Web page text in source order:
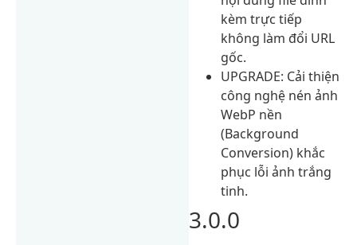
kèm trực tiếp
không làm đổi URL
gốc.
UPGRADE: Cải thiện
công nghệ nén ảnh
WebP nền
(Background
Conversion) khắc
phục lỗi ảnh trắng
tinh.
3.0.0